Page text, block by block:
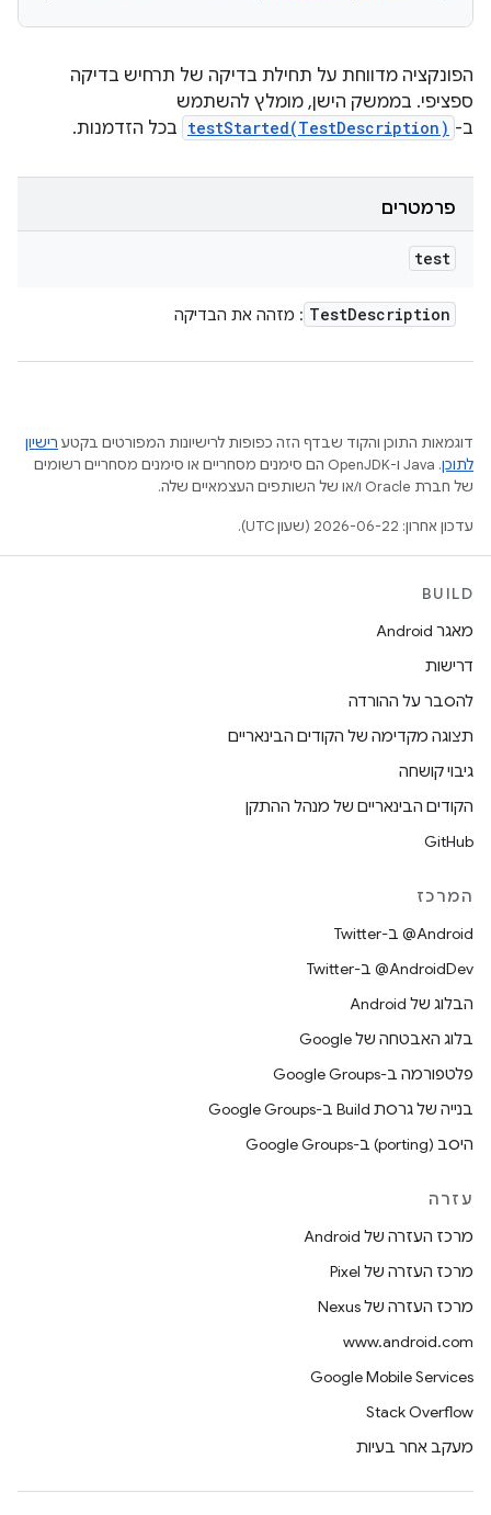
הפונקציה מדווחת על תחילת בדיקה של תרחיש בדיקה
ספציפי. בממשק הישן, מומלץ להשתמש
ב- testStarted(TestDescription) בכל הזדמנות.
פרמטרים
test
TestDescription : מזהה את הבדיקה
דוגמאות התוכן והקוד שבדף הזה כפופות לרישיונות המפורטים בקטע רישיון
לתוכן
.‏ Java ו-OpenJDK הם סימנים מסחריים או סימנים מסחריים רשומים
של חברת Oracle ו/או של השותפים העצמאיים שלה.
עדכון אחרון: 2026-06-22 (שעון UTC).
BUILD
מאגר Android
דרישות
להסבר על ההורדה
תצוגה מקדימה של הקודים הבינאריים
גיבוי קושחה
הקודים הבינאריים של מנהל ההתקן
GitHub
המרכז
‎@Android ב-Twitter
‎@AndroidDev ב-Twitter
הבלוג של Android
בלוג האבטחה של Google
פלטפורמה ב-Google Groups
בנייה של גרסת Build ב-Google Groups
היסב (porting) ב-Google Groups
עזרה
מרכז העזרה של Android
מרכז העזרה של Pixel
מרכז העזרה של Nexus
www.android.com
Google Mobile Services
Stack Overflow
מעקב אחר בעיות